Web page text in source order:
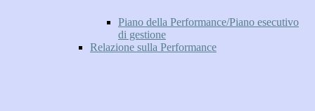
Piano della Performance/Piano esecutivo
di gestione
Relazione sulla Performance